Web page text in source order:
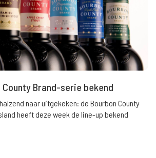
Brand-serie bekend
naar uitgekeken: de Bourbon County
heeft deze week de line-up bekend